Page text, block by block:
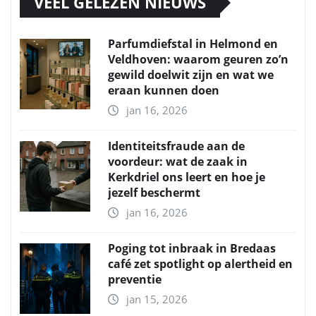
Parfumdiefstal in Helmond en
Veldhoven: waarom geuren zo’n
gewild doelwit zijn en wat we
eraan kunnen doen
jan 16, 2026
Identiteitsfraude aan de
voordeur: wat de zaak in
Kerkdriel ons leert en hoe je
jezelf beschermt
jan 16, 2026
Poging tot inbraak in Bredaas
café zet spotlight op alertheid en
preventie
jan 15, 2026